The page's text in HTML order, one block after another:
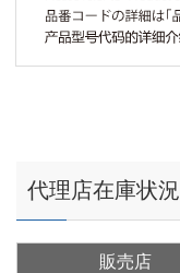
代理店在庫状況
販売店